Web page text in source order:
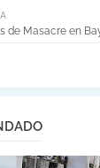
de Masacre en